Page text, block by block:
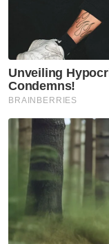
Artikel
Ahli Parlimen
rayuan dan
'Jangan hina
Parlimen
Ringgit dibuka
Ahmad
agar tidak
pembangunan